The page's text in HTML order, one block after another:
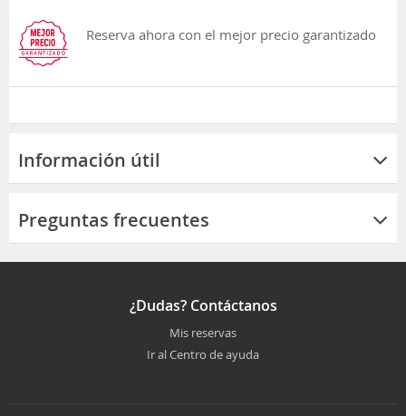
Reserva ahora con el mejor precio garantizado
Información útil
Preguntas frecuentes
¿Dudas? Contáctanos
Mis reservas
Ir al Centro de ayuda